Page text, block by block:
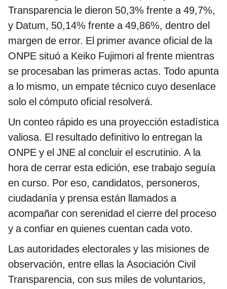
Transparencia le dieron 50,3% frente a 49,7%,
y Datum, 50,14% frente a 49,86%, dentro del
margen de error. El primer avance oficial de la
ONPE situó a Keiko Fujimori al frente mientras
se procesaban las primeras actas. Todo apunta
a lo mismo, un empate técnico cuyo desenlace
solo el cómputo oficial resolverá.
Un conteo rápido es una proyección estadística
valiosa. El resultado definitivo lo entregan la
ONPE y el JNE al concluir el escrutinio. A la
hora de cerrar esta edición, ese trabajo seguía
en curso. Por eso, candidatos, personeros,
ciudadanía y prensa están llamados a
acompañar con serenidad el cierre del proceso
y a confiar en quienes cuentan cada voto.
Las autoridades electorales y las misiones de
observación, entre ellas la Asociación Civil
Transparencia, con sus miles de voluntarios,